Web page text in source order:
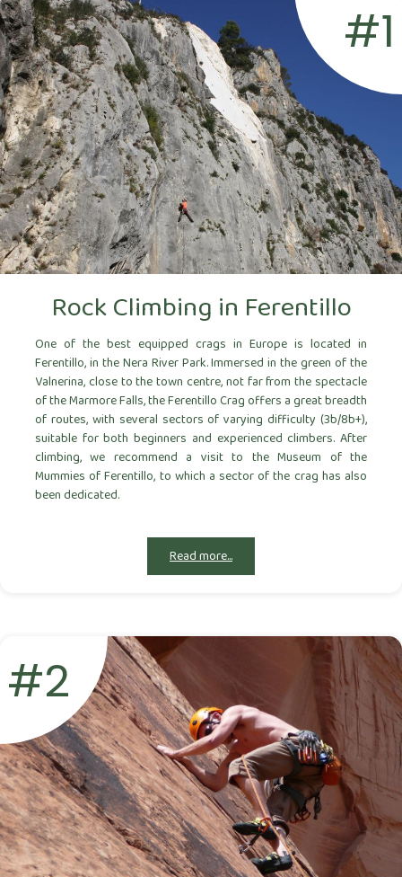
#1
Rock Climbing in Ferentillo
One of the best equipped crags in Europe is located in
Ferentillo, in the Nera River Park. Immersed in the green of the
Valnerina, close to the town centre, not far from the spectacle
of the Marmore Falls, the Ferentillo Crag offers a great breadth
of routes, with several sectors of varying difficulty (3b/8b+),
suitable for both beginners and experienced climbers. After
climbing, we recommend a visit to the Museum of the
Mummies of Ferentillo, to which a sector of the crag has also
been dedicated.
Read more...
#2